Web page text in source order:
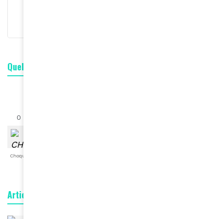
Quelle est votre réaction ?
0
Choqué
Articles connexes